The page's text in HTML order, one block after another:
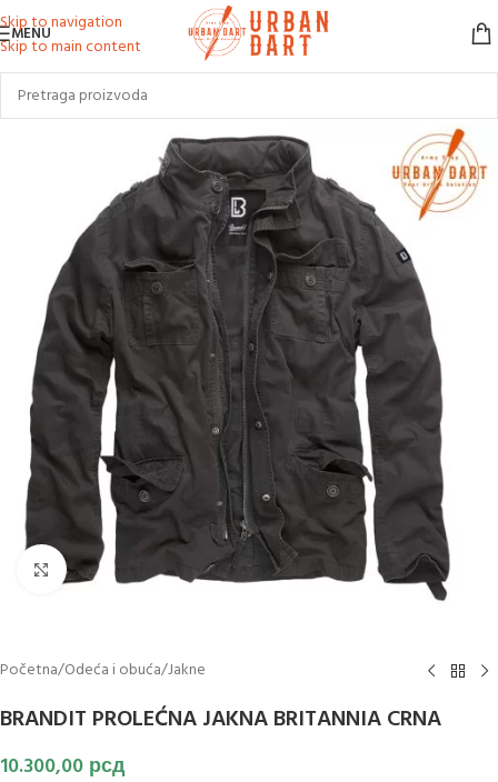
Skip to navigation
Skip to main content
MENU
Klikni za uvećanje slike
Početna/Odeća i obuća/Jakne
BRANDIT PROLEĆNA JAKNA BRITANNIA CRNA
10.300,00 рсд